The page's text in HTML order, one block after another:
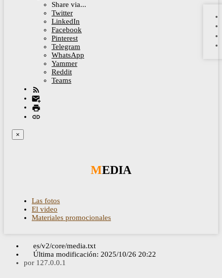
Share via...
Twitter
LinkedIn
Facebook
Pinterest
Telegram
WhatsApp
Yammer
Reddit
Teams
×
MEDIA
Las fotos
El video
Materiales promocionales
es/v2/core/media.txt
Última modificación: 2025/10/26 20:22
por 127.0.0.1